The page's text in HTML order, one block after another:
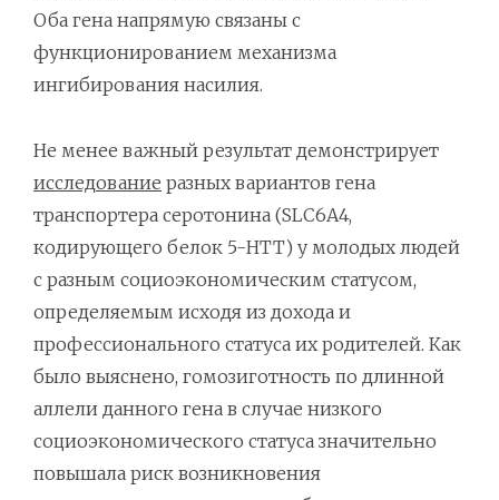
Оба гена напрямую связаны с
функционированием механизма
ингибирования насилия.
Не менее важный результат демонстрирует
исследование разных вариантов гена
транспортера серотонина (SLC6A4,
кодирующего белок 5-HTT) у молодых людей
с разным социоэкономическим статусом,
определяемым исходя из дохода и
профессионального статуса их родителей. Как
было выяснено, гомозиготность по длинной
аллели данного гена в случае низкого
социоэкономического статуса значительно
повышала риск возникновения